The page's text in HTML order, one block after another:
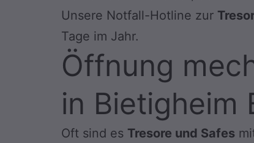
Unsere Notfall-Hotline zur
Tage im Jahr.
Öffnung
in Bietigheim
Oft sind es Tresore und Safes